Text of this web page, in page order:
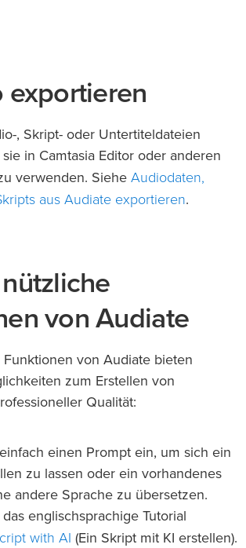
exportieren
, Skript- oder Untertiteldateien
in Camtasia Editor oder anderen
verwenden. Siehe Audiodaten,
aus Audiate exportieren.
von Audiate
Funktionen von Audiate bieten
zum Erstellen von
Qualität:
einen Prompt ein, um sich ein
zu lassen oder ein vorhandenes
andere Sprache zu übersetzen.
englischsprachige Tutorial
with AI (Ein Skript mit KI erstellen).